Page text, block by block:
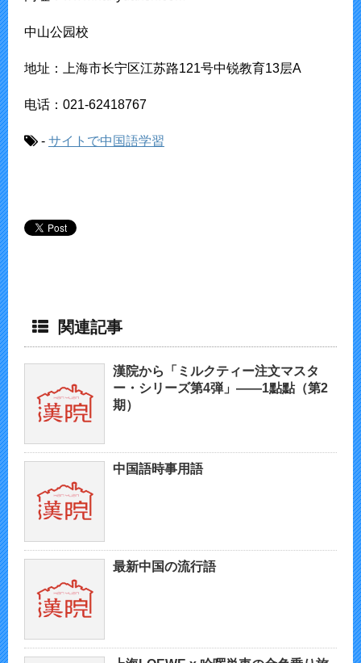
中山公园校
地址：上海市长宁区江苏路121号中锐教育13层A
电话：021-62418767
- サイトで中国語学習
関連記事
漢院から「ミルクティー注文マスタ
ー・シリーズ第4弾」——1點點（第2
期）
中国語時事用語
最新中国の流行語